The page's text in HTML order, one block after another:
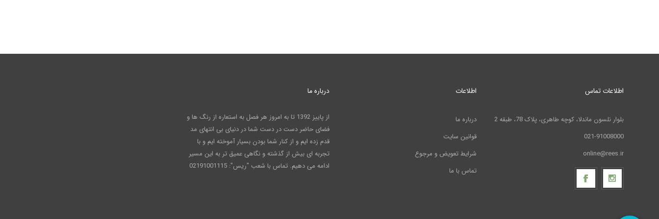
اطلاعات تماس
بلوار نلسون ماندلا، کوچه طاهری، پلاک 78، طبقه 2
021-91008000
online@rees.ir
اطلاعات
درباره ما
قوانین سایت
شرایط تعویض و مرجوع
تماس با ما
درباره ما
از پاییز 1392 تا به امروز هر فصل به استعاره از رنگ ها و
فضای حاضر دست در دست شما در دنیای بی انتهای مد
قدم زده ایم و از کنار شما بودن بسیار آموخته ایم و با
تجربه ای بیش از گذشته و نگاهی عمیق تر به این مسیر
ادامه می دهیم. تماس با شعب "ریس": 02191001115